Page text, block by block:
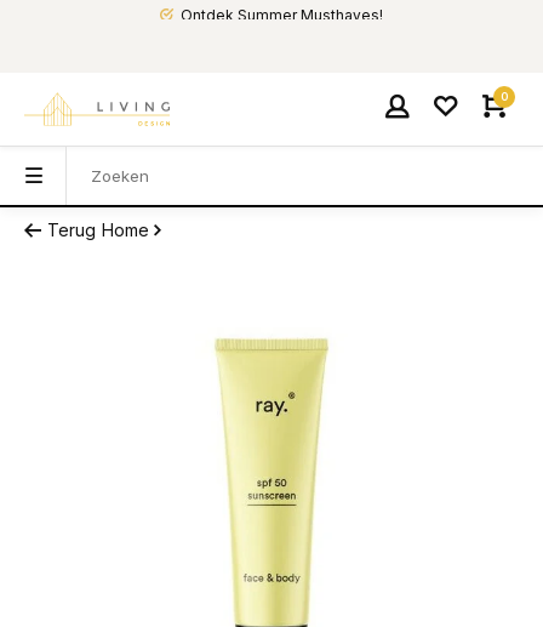
Ontdek Summer Musthaves!
0
Terug Home